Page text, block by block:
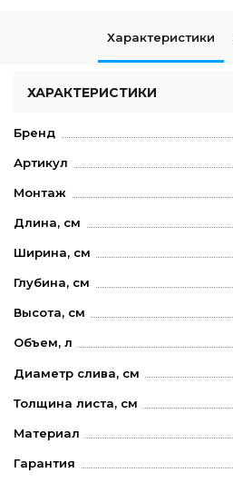
Характеристики
ХАРАКТЕРИСТИКИ
Бренд
Артикул
Монтаж
Длина, см
Ширина, см
Глубина, см
Высота, см
Объем, л
Диаметр слива, см
Толщина листа, см
Материал
Гарантия